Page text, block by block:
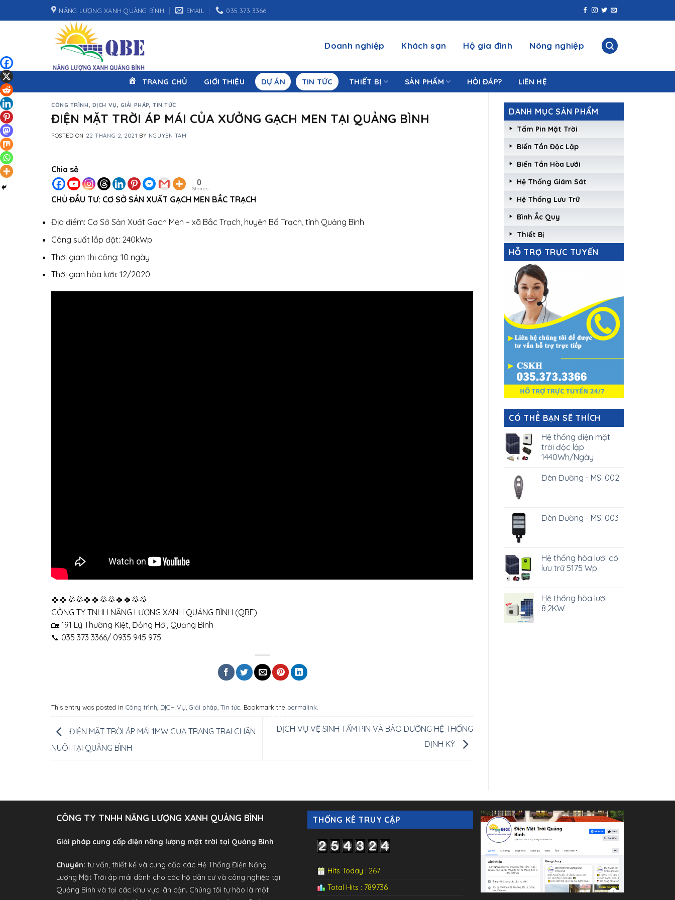
to
NĂNG LƯỢNG XANH QUẢNG BÌNH EMAIL 035.373.3366
Doanh nghiệp Khách sạn Hộ gia đình Nông nghiệp
TRANG CHỦ GIỚI THIỆU DỰ ÁN TIN TỨC THIẾT BỊ SẢN PHẨM HỎI ĐÁP? LIÊN HỆ
CÔNG TRÌNH, DỊCH VỤ, GIẢI PHÁP, TIN TỨC
ĐIỆN MẶT TRỜI ÁP MÁI CỦA XƯỞNG GẠCH MEN TẠI QUẢNG BÌNH
POSTED ON 22 THÁNG 2, 2021 BY NGUYEN TAM
Chia sẻ
0
Shares
CHỦ ĐẦU TƯ: CƠ SỞ SẢN XUẤT GẠCH MEN BẮC TRẠCH
Địa điểm: Cơ Sở Sản Xuất Gạch Men – xã Bắc Trạch, huyện Bố Trạch, tỉnh Quảng Bình
Công suất lắp đặt: 240kWp
Thời gian thi công: 10 ngày
Thời gian hòa lưới: 12/2020
🍀🍀🌞🌞🍀🍀🌞🌞🍀🍀🌞🌞
CÔNG TY TNHH NĂNG LƯỢNG XANH QUẢNG BÌNH (QBE)
🏡 191 Lý Thường Kiệt, Đồng Hới, Quảng Bình
📞 035 373 3366/ 0935 945 975
This entry was posted in Công trình DỊCH VỤ Giải pháp Tin tức . Bookmark the permalink
ĐIỆN MẶT TRỜI ÁP MÁI 1MW CỦA TRANG TRẠI CHĂN
NUÔI TẠI QUẢNG BÌNH
DỊCH VỤ VỆ SINH TẤM PIN VÀ BẢO DƯỠNG HỆ THỐNG
ĐỊNH KỲ
DANH MỤC SẢN PHẨM
Tấm Pin Mặt Trời
Biến Tần Độc Lập
Biến Tần Hòa Lưới
Hệ Thống Giám Sát
Hệ Thống Lưu Trữ
Bình Ắc Quy
Thiết Bị
HỖ TRỢ TRỰC TUYẾN
CÓ THỂ BẠN SẼ THÍCH
Hệ thống điện mặt
trời độc lập
1440Wh/Ngày
Đèn Đường - MS: 002
Đèn Đường - MS: 003
Hệ thống hòa lưới có
lưu trữ 5175 Wp
Hệ thống hòa lưới
8,2KW
CÔNG TY TNHH NĂNG LƯỢNG XANH QUẢNG BÌNH
Giải pháp cung cấp điện năng lượng mặt trời tại Quảng Bình
Chuyên: tư vấn, thiết kế và cung cấp các Hệ Thống Điện Năng
Lượng Mặt Trời áp mái dành cho các hộ dân cư và công nghiệp tại
Quảng Bình và tại các khu vực lân cận. Chúng tôi tự hào là một
THỐNG KÊ TRUY CẬP
Hits Today : 267
Total Hits : 789736